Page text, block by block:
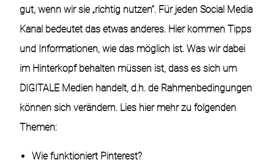
gut, wenn wir sie „richtig nutzen“. Für jeden Social Media
Kanal bedeutet das etwas anderes. Hier kommen Tipps
und Informationen, wie das möglich ist. Was wir dabei
im Hinterkopf behalten müssen ist, dass es sich um
DIGITALE Medien handelt, d.h. de Rahmenbedingungen
können sich verändern. Lies hier mehr zu folgenden
Themen:
Wie funktioniert Pinterest?